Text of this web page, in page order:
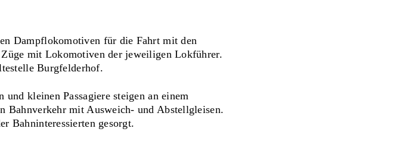
Dampflokomotiven für die Fahrt mit den
Züge mit Lokomotiven der jeweiligen Lokführer.
Burgfelderhof.
kleinen Passagiere steigen an einem
Bahnverkehr mit Ausweich- und Abstellgleisen.
Bahninteressierten gesorgt.